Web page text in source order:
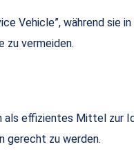
Vehicle”, während sie
zu vermeiden.
als effizientes Mittel zur
gerecht zu werden.